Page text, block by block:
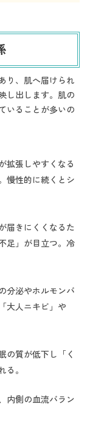
り、肌へ届けられ
し出します。肌の
いることが多いの
拡張しやすくなる
慢性的に続くとシ
届きにくくなるた
足」が目立つ。冷
分泌やホルモンバ
大人ニキビ」や
の質が低下し「く
。
内側の血流バラン